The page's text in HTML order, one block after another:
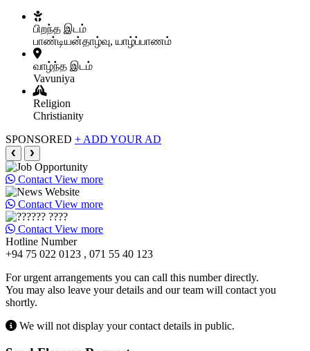
பிறந்த இடம்
பாண்டியன்தாழ்வு, யாழ்ப்பாணம்
வாழ்ந்த இடம்
Vavuniya
Religion
Christianity
SPONSORED + ADD YOUR AD
❮ ❯
Contact View more
Contact View more
Contact View more
Hotline Number
+94 75 022 0123 , 071 55 40 123
For urgent arrangements you can call this number directly.
You may also leave your details and our team will contact you
shortly.
We will not display your contact details in public.